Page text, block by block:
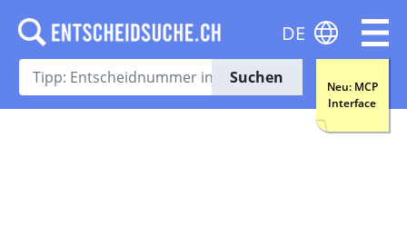
Suchen
Neu: MCP
Interface
DE